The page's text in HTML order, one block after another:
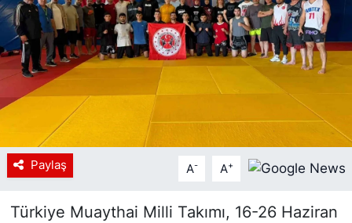
Paylaş A- A+
Türkiye Muaythai Milli Takımı, 16-26 Haziran
YEREL HABER
Haberde insan
Tanıtım